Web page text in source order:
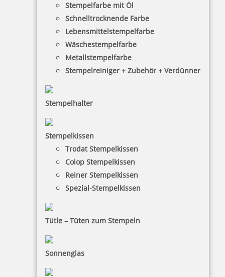
Stempelfarbe mit Öl
Schnelltrocknende Farbe
Lebensmittelstempelfarbe
Wäschestempelfarbe
Metallstempelfarbe
Stempelreiniger + Zubehör + Verdünner
Stempelhalter
Stempelkissen
Trodat Stempelkissen
Colop Stempelkissen
Reiner Stempelkissen
Spezial-Stempelkissen
Tütle – Tüten zum Stempeln
Sonnenglas
HINWEISE
Versandinformationen
Zahlungsbedingungen
Dateiformate
INFORMATIONEN
Impressum